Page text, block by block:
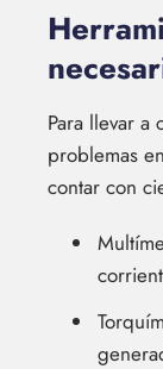
Para llevar a
problemas
contar con